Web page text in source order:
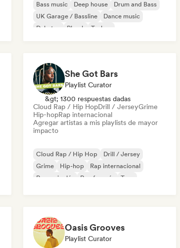
Bass music Deep house
Drum and Bass
UK Garage / Bassline
Dance music
Dubstep
Phonk Techno
She Got Bars
Playlist Curator
&gt; 1300 respuestas dadas
Cloud Rap / Hip HopDrill / JerseyGrime
Hip-hopRap internacional
Agregar artistas a mis playlists de mayor
impacto
Cloud Rap / Hip Hop
Drill / Jersey
Grime
Hip-hop
Rap internacional
Rap en inglés
Rap francés Trap
Oasis Grooves
Playlist Curator